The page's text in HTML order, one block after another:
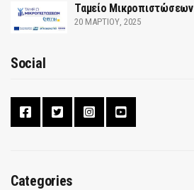
Ταμείο Μικροπιστώσεων
20 ΜΑΡΤΊΟΥ, 2025
Social
Categories